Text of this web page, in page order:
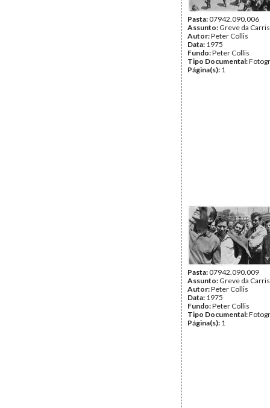
Pasta:07942.090.006
Assunto: Greve da
Autor:Peter Collis
Data: 1975
Fundo:Peter Collis
Tipo Documental:
Página(s): 1
Pasta:07942.090.009
Assunto: Greve da
Autor:Peter Collis
Data: 1975
Fundo:Peter Collis
Tipo Documental:
Página(s): 1